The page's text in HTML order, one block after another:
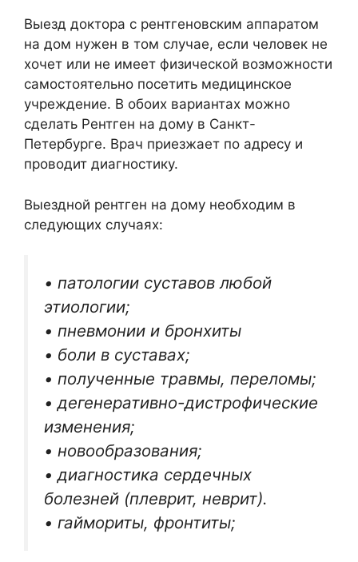
Выезд доктора с рентгеновским аппаратом
на дом нужен в том случае, если человек не
хочет или не имеет физической возможности
самостоятельно посетить медицинское
учреждение. В обоих вариантах можно
сделать Рентген на дому в Санкт-
Петербурге. Врач приезжает по адресу и
проводит диагностику.
Выездной рентген на дому необходим в
следующих случаях:
• патологии суставов любой
этиологии;
• пневмонии и бронхиты
• боли в суставах;
• полученные травмы, переломы;
• дегенеративно-дистрофические
изменения;
• новообразования;
• диагностика сердечных
болезней (плеврит, неврит).
• гаймориты, фронтиты;